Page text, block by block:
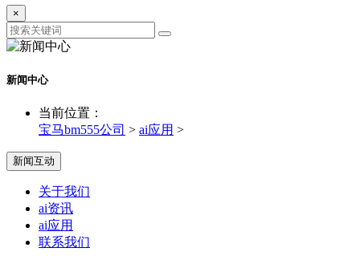
×
新闻中心
当前位置：
宝马bm555公司 > ai应用 >
新闻互动
关于我们
ai资讯
ai应用
联系我们